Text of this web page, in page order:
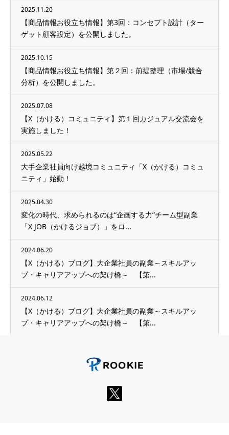
2025.11.20
【商品情報お役立ち情報】第3回：コンセプト設計（ター
ゲット顧客設定）を公開しました。
2025.10.15
【商品情報お役立ち情報】第２回：前提整理（市場/競合
分析）を公開しました。
2025.07.08
【X（かける）コミュニティ】第１回カジュアル交流会を
実施しました！
2025.05.22
大手企業社員向け越境コミュニティ「X（かける）コミュ
ニティ」始動！
2025.04.30
変化の時代、求められるのは“企画する力”チーム型副業
「X JOB（かけるジョブ）」をロ...
2024.06.20
【X（かける）ブログ】大企業社員の副業～スキルアッ
プ・キャリアアップへの架け橋～ 【第...
2024.06.12
【X（かける）ブログ】大企業社員の副業～スキルアッ
プ・キャリアアップへの架け橋～ 【第...